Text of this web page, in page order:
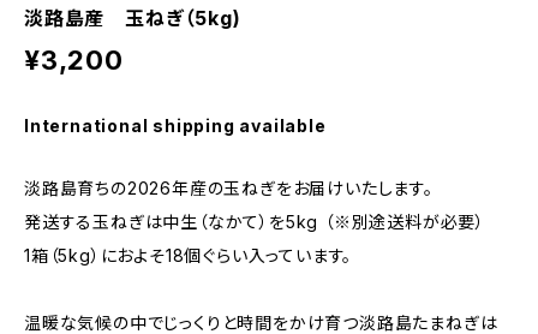
淡路島産 玉ねぎ（5kg)
¥3,200
International shipping available
淡路島育ちの2026年産の玉ねぎをお届けいたします。
発送する玉ねぎは中生（なかて）を5kg （※別途送料が必要）
1箱（5kg）におよそ18個ぐらい入っています。
温暖な気候の中でじっくりと時間をかけ育つ淡路島たまねぎは